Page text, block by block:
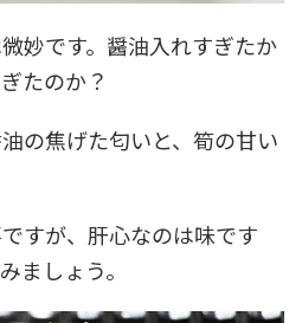
妙です。醤油入れすぎたか
たのか？
の焦げた匂いと、筍の甘い
すが、肝心なのは味です
ましょう。